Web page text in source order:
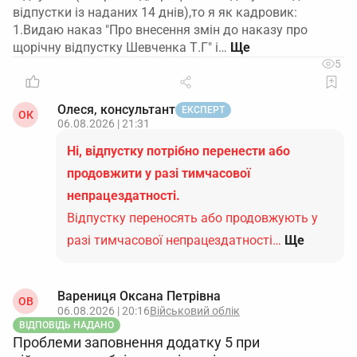
відпустки із наданих 14 днів),то я як кадровик:
1.Видаю наказ "Про внесення змін до наказу про
щорічну відпустку Шевченка Т.Г" і…
5
ОК Олеся, консультант ЕКСПЕРТ
06.08.2026 | 21:31
Ні, відпустку потрібно перенести або
продовжити у разі тимчасової
непрацездатності.
Відпустку переносять або продовжують у
разі тимчасової непрацездатності… Ще
ОВ Варениця Оксана Петрівна
06.08.2026 | 20:16Військовий облік
ВІДПОВІДЬ НАДАНО
Проблеми заповнення додатку 5 при